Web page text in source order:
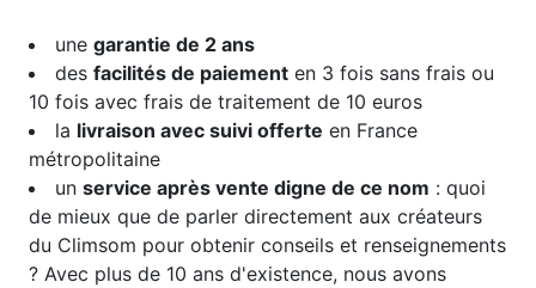
une garantie de 2 ans
des facilités de paiement en 3 fois sans frais ou
10 fois avec frais de traitement de 10 euros
la livraison avec suivi offerte en France
métropolitaine
un service après vente digne de ce nom : quoi
de mieux que de parler directement aux créateurs
du Climsom pour obtenir conseils et renseignements
? Avec plus de 10 ans d'existence, nous avons